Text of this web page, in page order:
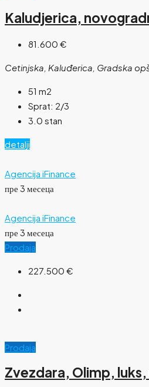
Kaludjerica,
81.600 €
Cetinjska, Kaluđerica, Gradska
51 m2
Sprat: 2/3
3.0 stan
detalji
Agencija iFinance
пре 3 месеца
Agencija iFinance
пре 3 месеца
Prodaja
227.500 €
Prodaja
Zvezdara, Olimp,